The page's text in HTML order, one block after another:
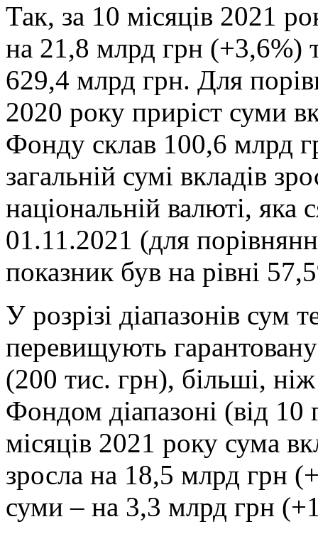
Так, за 10 місяців 2021
на 21,8 млрд грн (+3,6%)
629,4 млрд грн. Для
2020 року приріст суми
Фонду склав 100,6 млрд
загальній сумі вкладів
національній валюті, яка
01.11.2021 (для
показник був на рівні
У розрізі діапазонів сум
перевищують
(200 тис. грн), більші,
Фондом діапазоні (від
місяців 2021 року сума
зросла на 18,5 млрд грн
суми – на 3,3 млрд грн